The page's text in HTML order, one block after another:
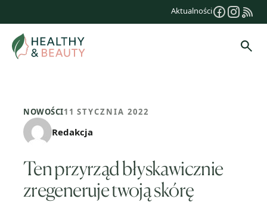
treści
Aktualności
NOWOŚCI11 STYCZNIA 2022
Redakcja
Ten przyrząd błyskawicznie
zregeneruje twoją skórę